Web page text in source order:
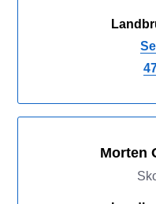
Morten